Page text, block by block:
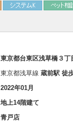
東京都台東区浅草橋３丁
東京都浅草線 蔵前駅 徒
2022年01月
地上14階建て
青戸店